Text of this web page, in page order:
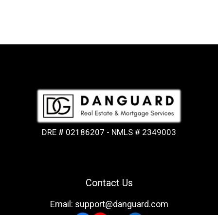
DRE # 02186207 - NMLS # 2349003
Contact Us
Email: support@danguard.com
Facebook
YouTube
X LinkedIn